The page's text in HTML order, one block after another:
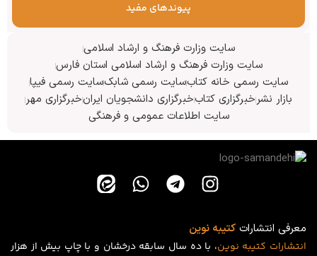
پیوندهای مفید
سایت وزارت فرهنگ و ارشاد اسلامی
سایت وزارت فرهنگ و ارشاد اسلامی استان فارس
سایت رسمی خانه کتابسایت رسمی شابکسایت رسمی فیپا
بازار نشرخبرگزاری کتابخبرگزاری دانشجویان ایرانخبرگزاری مهر
سایت اطلاعات عمومی و فرهنگی
معرفی انتشاراتکتیبه نوین
انتشارات کتیبه نوین، با ده سال سابقه درخشان و با چاپ بیش از هزار